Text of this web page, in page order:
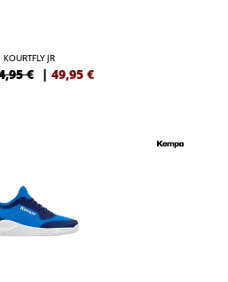
KOURTFLY JR
€ | 49,95 €